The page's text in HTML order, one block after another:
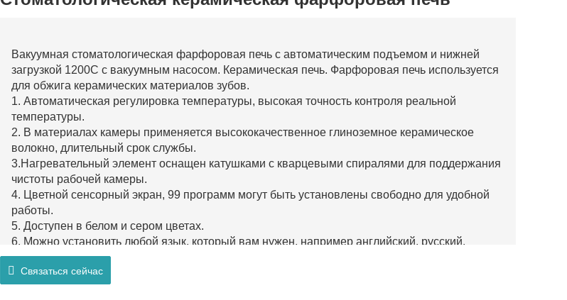
Вакуумная стоматологическая фарфоровая печь с автоматическим подъемом и нижней
загрузкой 1200C с вакуумным насосом. Керамическая печь. Фарфоровая печь используется
для обжига керамических материалов зубов.
1. Автоматическая регулировка температуры, высокая точность контроля реальной
температуры.
2. В материалах камеры применяется высококачественное глиноземное керамическое
волокно, длительный срок службы.
3.Нагревательный элемент оснащен катушками с кварцевыми спиралями для поддержания
чистоты рабочей камеры.
4. Цветной сенсорный экран, 99 программ могут быть установлены свободно для удобной
работы.
5. Доступен в белом и сером цветах.
6. Можно установить любой язык, который вам нужен, например английский, русский,
французский, испанский и т. д.
Связаться сейчас